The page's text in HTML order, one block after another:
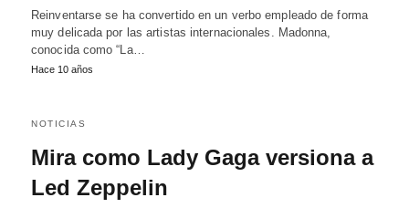
Reinventarse se ha convertido en un verbo empleado de forma
muy delicada por las artistas internacionales. Madonna,
conocida como “La…
Hace 10 años
NOTICIAS
Mira como Lady Gaga versiona a
Led Zeppelin